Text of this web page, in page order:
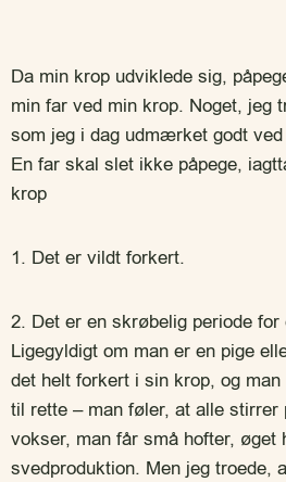
Da min krop udviklede sig,
min far ved min krop. Noget, jeg
som jeg i dag udmærket godt
En far skal slet ikke påpege,
krop
1. Det er vildt forkert.
2. Det er en skrøbelig periode for
Ligegyldigt om man er en pige
det helt forkert i sin krop, og
til rette – man føler, at alle stirrer
vokser, man får små hofter,
svedproduktion. Men jeg troede,